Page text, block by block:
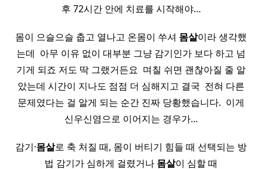
후 72시간 안에 치료를 시작해야…
몸이 으슬으슬 춥고 열나고 온몸이 쑤셔 몸살이라 생각했
는데 ​ 아무 이유 없이 대부분 그냥 감기인가 보다 하고 넘
기게 되죠 저도 딱 그랬거든요 ​ 며칠 쉬면 괜찮아질 줄 알
았는데 시간이 지나도 점점 더 심해지고 결국 ​ 전혀 다른
문제였다는 걸 알게 되는 순간 진짜 당황했습니다. ​ 이게
신우신염으로 이어지는 경우가…
감기·몸살로 축 처질 때, 몸이 버티기 힘들 때 선택되는 방
법 감기가 심하게 걸렸거나 몸살이 심할 때